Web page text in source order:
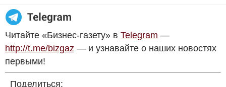
Читайте «Бизнес-газету» в Telegram —
http://t.me/bizgaz — и узнавайте о наших новостях
первыми!
Поделиться: